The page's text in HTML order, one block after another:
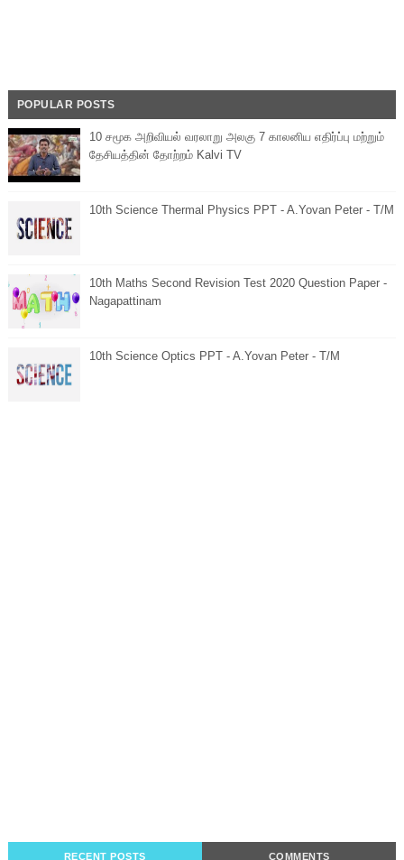
POPULAR POSTS
10 சமூக அறிவியல் வரலாறு அலகு 7 காலனிய எதிர்ப்பு மற்றும்
தேசியத்தின் தோற்றம் Kalvi TV
10th Science Thermal Physics PPT - A.Yovan Peter - T/M
10th Maths Second Revision Test 2020 Question Paper -
Nagapattinam
10th Science Optics PPT - A.Yovan Peter - T/M
RECENT POSTS COMMENTS